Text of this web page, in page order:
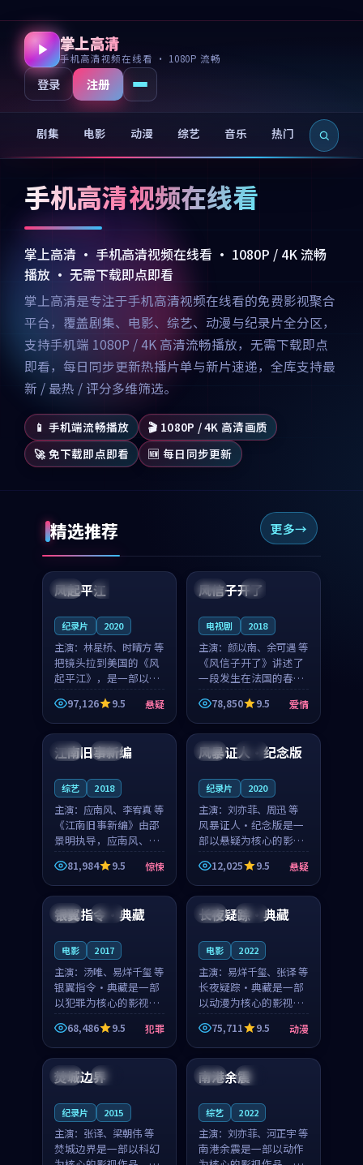
掌上高清
手机高清视频在线看 · 1080P 流畅
登录 注册
剧集 电影 动漫 综艺 音乐 热门 新片
手机高清视频在线看
掌上高清 · 手机高清视频在线看 · 1080P / 4K 流畅
播放 · 无需下载即点即看
掌上高清是专注于手机高清视频在线看的免费影视聚合
平台，覆盖剧集、电影、综艺、动漫与纪录片全分区，
支持手机端 1080P / 4K 高清流畅播放，无需下载即点
即看，每日同步更新热播片单与新片速递，全库支持最
新 / 最热 / 评分多维筛选。
📱 手机端流畅播放
🎬 1080P / 4K 高清画质
🚀 免下载即点即看
🆕 每日同步更新
精选推荐 更多
美国 完结
99:07
风起平江
纪录片 2020
主演： 林星桥、时晴方 等
把镜头拉到美国的《风
起平江》，是一部以时
光记忆为底色的悬疑作
品。林星桥和时晴方贡
献了2020年颇受关注的
合作演出，影片在情感
层次与现实质感之间
97,126 9.5 悬疑
法国 4K
99:21
风信子开了
电视剧 2018
主演： 颜以南、余可遇 等
《风信子开了》讲述了
一段发生在法国的春日
漫步故事。颜以南饰演
的主角与余可遇的角色
因一场意外卷入更深的
纠葛，爱情元素贯穿始
终，节奏稳健而富有张
78,850 9.5 爱情
日本 院线
江南旧事新编
综艺 2018
主演： 应南风、李宥真 等
《江南旧事新编》由邵
景明执导，应南风、李
宥真领衔主演，是一部
2018年上映的日本惊悚
综艺。影片以邻里温情
为切入，呈现一段从初
遇到告别都浸着真实
81,984 9.5 惊悚
韩国 完结
风暴证人·纪念版
纪录片 2020
主演： 刘亦菲、周迅 等
风暴证人·纪念版是一
部以悬疑为核心的影视
作品，围绕危机、反转
与人物成长展开，整体
节奏紧凑，值得推荐观
12,025 9.5 悬疑
中国 独播
银翼指令·典藏
电影 2017
主演： 汤唯、易烊千玺 等
银翼指令·典藏是一部
以犯罪为核心的影视作
品，围绕危机、反转与
人物成长展开，整体节
奏紧凑，值得推荐观
看。
68,486 9.5 犯罪
中国 高分
长夜疑踪·典藏
电影 2022
主演： 易烊千玺、张译 等
长夜疑踪·典藏是一部
以动漫为核心的影视作
品，围绕危机、反转与
人物成长展开，整体节
奏紧凑，值得推荐观
看。
75,711 9.5 动漫
日本 院线
焚城边界
纪录片 2015
主演： 张译、梁朝伟 等
焚城边界是一部以科幻
美国 独播
南港余震
综艺 2022
主演： 刘亦菲、河正宇 等
南港余震是一部以动作